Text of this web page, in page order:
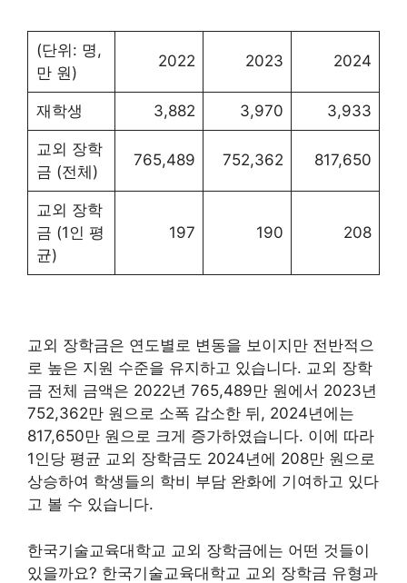
(단위: 명,
만 원)
2022 2023 2024
재학생 3,882 3,970 3,933
교외 장학
금 (전체)
765,489 752,362 817,650
교외 장학
금 (1인 평
균)
197 190 208
교외 장학금은 연도별로 변동을 보이지만 전반적으
로 높은 지원 수준을 유지하고 있습니다. 교외 장학
금 전체 금액은 2022년 765,489만 원에서 2023년
752,362만 원으로 소폭 감소한 뒤, 2024년에는
817,650만 원으로 크게 증가하였습니다. 이에 따라
1인당 평균 교외 장학금도 2024년에 208만 원으로
상승하여 학생들의 학비 부담 완화에 기여하고 있다
고 볼 수 있습니다.
한국기술교육대학교 교외 장학금에는 어떤 것들이
있을까요? 한국기술교육대학교 교외 장학금 유형과